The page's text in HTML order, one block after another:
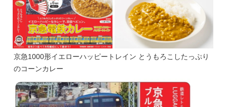
京急1000形イエローハッピートレイン とうもろこしたっぷり
のコーンカレー